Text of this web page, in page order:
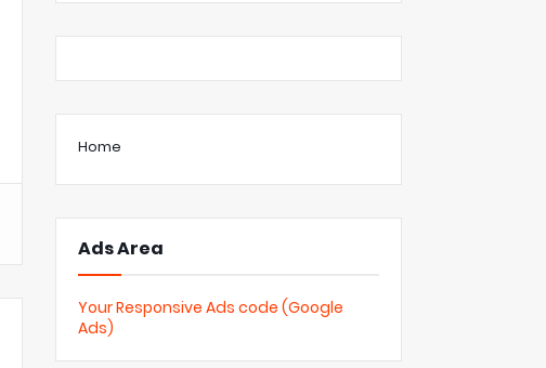
Home
Ads Area
Your Responsive Ads code (Google
Ads)